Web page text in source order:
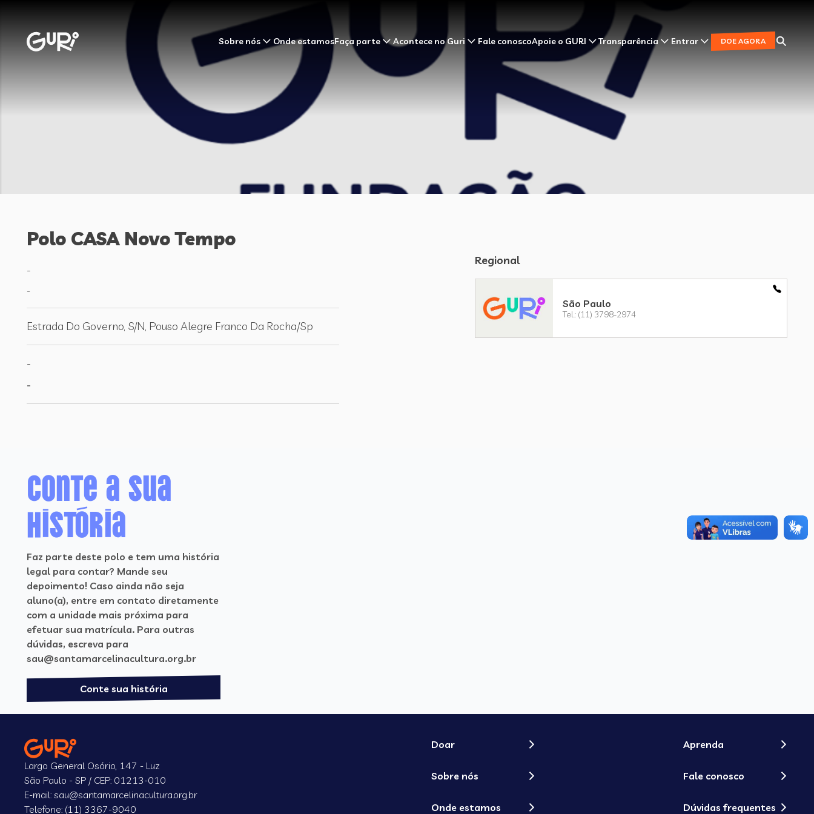
Sobre nós Onde estamosFaça parte Acontece no Guri Fale conoscoApoie o GURI Transparência Entrar DOE AGORA
Polo CASA Novo Tempo
-
-
Estrada Do Governo, S/N, Pouso Alegre Franco Da Rocha/Sp
-
-
Regional
São Paulo
Tel.: (11) 3798-2974
Conte a sua
história
Faz parte deste polo e tem uma história
legal para contar? Mande seu
depoimento! Caso ainda não seja
aluno(a), entre em contato diretamente
com a unidade mais próxima para
efetuar sua matrícula. Para outras
dúvidas, escreva para
sau@santamarcelinacultura.org.br
Conte sua história
Largo General Osório, 147 - Luz
São Paulo - SP / CEP: 01213-010
E-mail: sau@santamarcelinacultura.org.br
Telefone: (11) 3367-9040
Doar
Sobre nós
Onde estamos
Aprenda
Fale conosco
Dúvidas frequentes